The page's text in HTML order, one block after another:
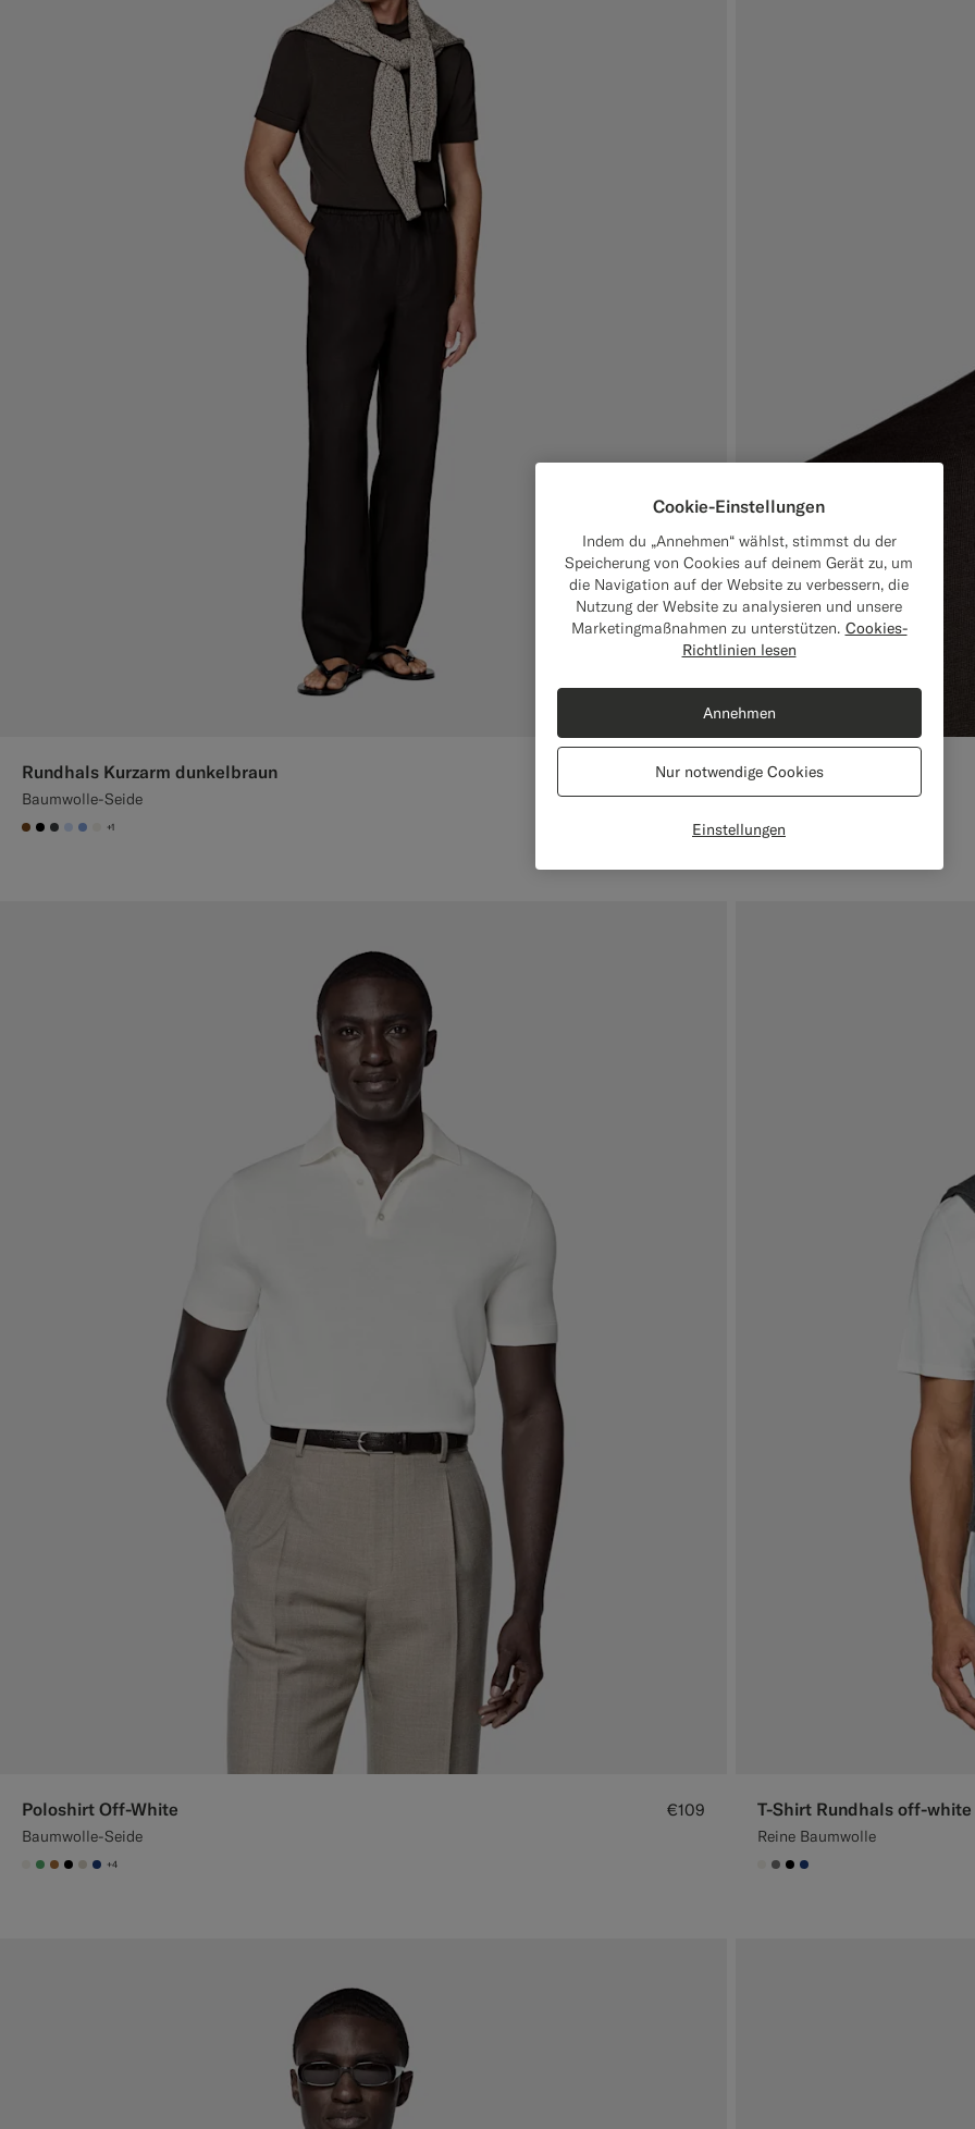
Rundhals Kurzarm dunkelbraun
Baumwolle-Seide
#76471B
#000000
#3d4043
#CCDCF9
#82A1DC
#F1EFE8
+1
Poloshirt Off-White
Baumwolle-Seide
€109
#F1EFE8
#50AA6A
#A56C36
#000000
#D7D1C3
#1C3D7A
+4
T-Shirt Rundhals off-white
Reine Baumwolle
#F1EFE8
#767676
#000000
#1C3D7A
Cookie-Einstellungen
Indem du „Annehmen“ wählst, stimmst du der
Speicherung von Cookies auf deinem Gerät zu, um
die Navigation auf der Website zu verbessern, die
Nutzung der Website zu analysieren und unsere
Marketingmaßnahmen zu unterstützen. Cookies-
Richtlinien lesen
Einstellungen
Nur notwendige Cookies
Annehmen